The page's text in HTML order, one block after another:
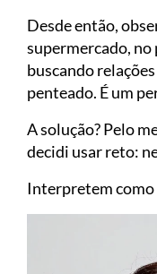
Desde então,
supermercado,
buscando
penteado. É um
A solução? Pelo
decidi usar reto:
Interpretem como